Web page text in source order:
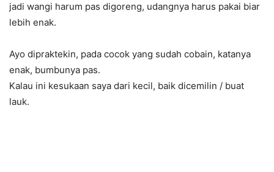
jadi wangi harum pas digoreng, udangnya harus pakai biar
lebih enak.
Ayo dipraktekin, pada cocok yang sudah cobain, katanya
enak, bumbunya pas.
Kalau ini kesukaan saya dari kecil, baik dicemilin / buat
lauk.